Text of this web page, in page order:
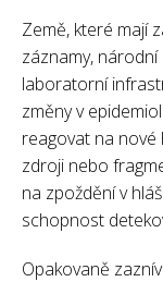
Země, které mají
záznamy,
laboratorní
změny v
reagovat na
zdroji nebo
na zpoždění v
schopnost
Opakovaně